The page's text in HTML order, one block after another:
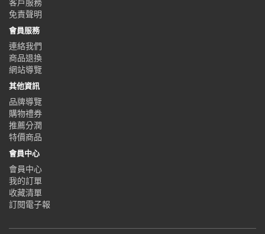
免責聲明
會員服務
連絡我們
商品退換
網站導覽
其他資訊
品牌導覽
購物禮券
推薦分潤
特價商品
會員中心
會員中心
我的訂單
收藏清單
訂閱電子報